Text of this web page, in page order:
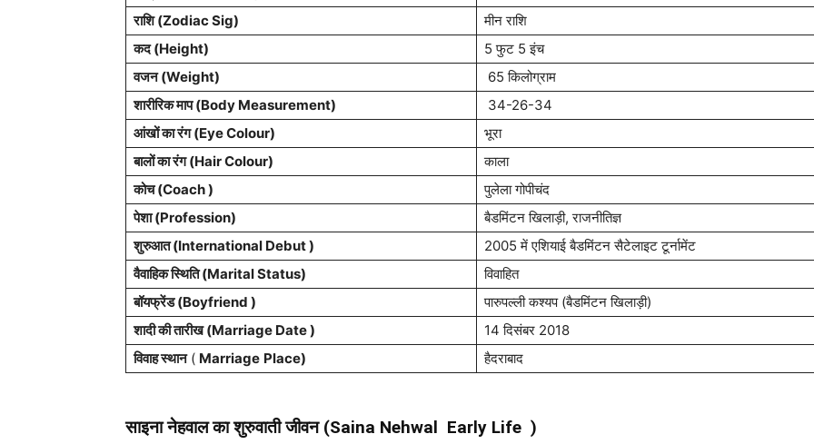
राशि (Zodiac Sig)
मीन राशि
कद (Height)
5 फुट 5 इंच
वजन (Weight)
65 किलोग्राम
शारीरिक माप (Body Measurement)
34-26-34
आंखों का रंग (Eye Colour)
भूरा
बालों का रंग (Hair Colour)
काला
कोच (Coach )
पुलेला गोपीचंद
पेशा (Profession)
बैडमिंटन खिलाड़ी, राजनीतिज्ञ
शुरुआत (International Debut )
2005 में एशियाई बैडमिंटन सैटेलाइट टूर्नामेंट
वैवाहिक स्थिति (Marital Status)
विवाहित
बॉयफ्रेंड (Boyfriend )
पारुपल्ली कश्यप (बैडमिंटन खिलाड़ी)
शादी की तारीख (Marriage Date )
14 दिसंबर 2018
विवाह स्थान( Marriage Place) हैदराबाद
साइना नेहवाल का शुरुवाती जीवन (Saina Nehwal Early Life )